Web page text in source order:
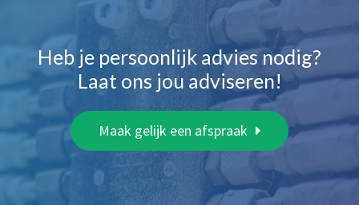
Heb je persoonlijk advies nodig?
Laat ons jou adviseren!
Maak gelijk een afspraak